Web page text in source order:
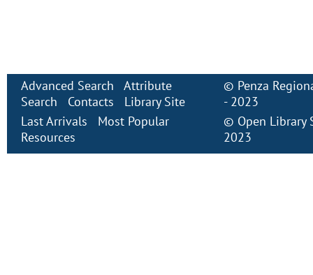
Advanced Search
Attribute
Search
Contacts
Library Site
Last Arrivals
Most Popular
Resources
© Penza
- 2023
© Open Library
2023